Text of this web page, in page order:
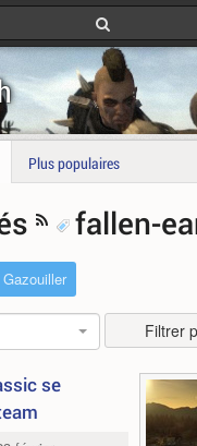
Plus populaires
fallen-
Gazouiller
Filtrer
se